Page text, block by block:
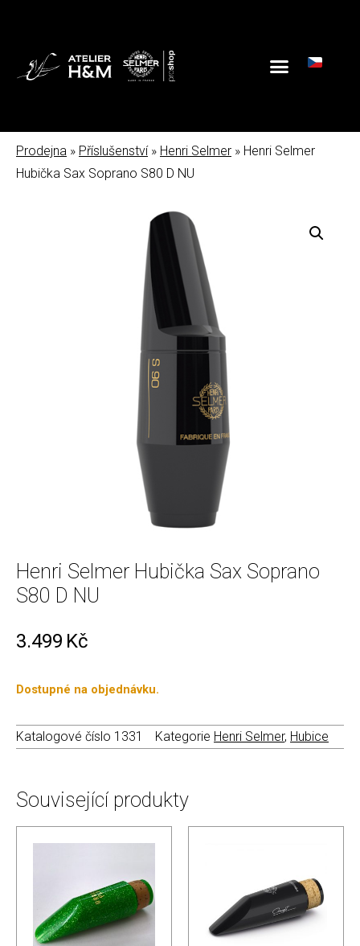
Prodejna » Příslušenství» Henri Selmer » Henri Selmer
Hubička Sax Soprano S80 D NU
Henri Selmer Hubička Sax Soprano
S80 D NU
3.499 Kč
Dostupné na objednávku.
Katalogové číslo 1331 Kategorie Henri Selmer, Hubice
Související produkty